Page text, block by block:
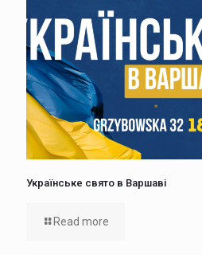
Українське свято в Варшаві
Read more